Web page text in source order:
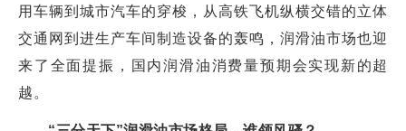
用车辆到城市汽车的穿梭，从高铁飞机纵横交错的立体
交通网到进生产车间制造设备的轰鸣，润滑油市场也迎
来了全面提振，国内润滑油消费量预期会实现新的超
越。